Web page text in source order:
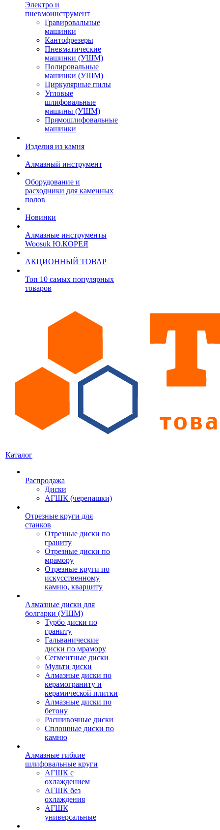
Электро и
пневмоинструмент
Гравировальные
машинки
Кантофрезеры
Пневматические
машинки (УШМ)
Полировальные
машинки (УШМ)
Циркулярные пилы
Угловые
шлифовальные
машины (УШМ)
Прямошлифовальные
машинки
Изделия из камня
Алмазный инструмент
Оборудование и
расходники для каменных
полов
Новинки
Алмазные инструменты
Woosuk Ю.КОРЕЯ
АКЦИОННЫЙ ТОВАР
Топ 10 самых популярных
товаров
Каталог
Распродажа
Диски
АГШК (черепашки)
Отрезные круги для
станков
Отрезные диски по
граниту
Отрезные диски по
мрамору
Отрезные круги по
искусственному
камню, кварциту
Алмазные диски для
болгарки (УШМ)
Турбо диски по
граниту
Гальванические
диски по мрамору
Сегментные диски
Мульти диски
Алмазные диски по
керамограниту и
керамической плитки
Алмазные диски по
бетону
Расшивочные диски
Сплошные диски по
камню
Алмазные гибкие
шлифовальные круги
АГШК с
охлаждением
АГШК без
охлаждения
АГШК
универсальные